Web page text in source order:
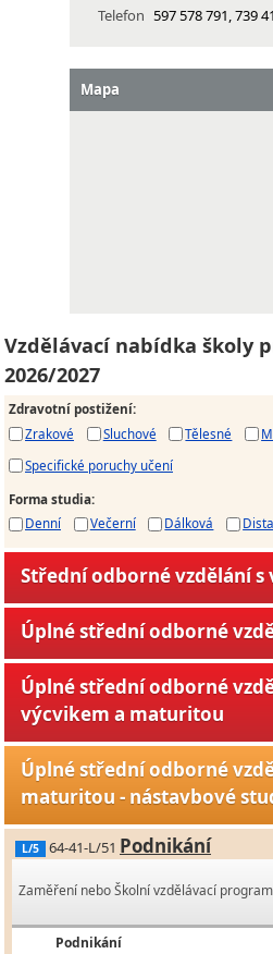
Telefon 597 578 791, 739
Mapa
Vzdělávací nabídka školy
2026/2027
Zdravotní postižení:
Zrakové
Sluchové Tělesné
Specifické poruchy učení
Forma studia:
Denní
Večerní Dálková
Střední odborné vzdělání
Úplné střední odborné
Úplné střední odborné
výcvikem a maturitou
Úplné střední odborné
maturitou - nástavbové
L/5 64-41-L/51 Podnikání
Zaměření nebo Školní vzdělávací program
Podnikání